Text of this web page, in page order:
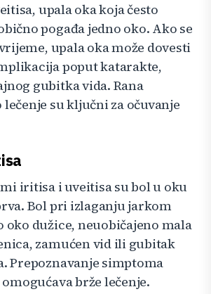
upala oka koja često
pogađa jedno oko. Ako se
upala oka može dovesti
poput katarakte,
gubitka vida. Rana
su ključni za očuvanje
iritisa i uveitisa su bol u oku
Bol pri izlaganju jarkom
dužice, neuobičajeno mala
zamućen vid ili gubitak
Prepoznavanje simptoma
brže lečenje.